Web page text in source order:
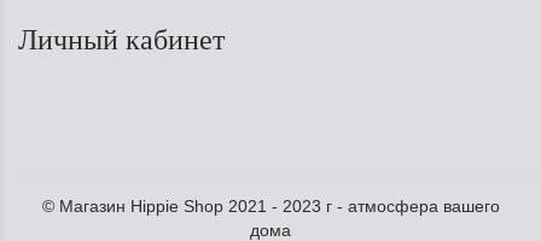
Личный кабинет
© Магазин Hippie Shop 2021 - 2023 г - атмосфера вашего
дома